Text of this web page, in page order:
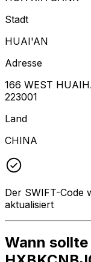
Stadt
HUAI'AN
Adresse
166 WEST
223001
Land
CHINA
Der SWIFT-Code
aktualisiert
Wann sollte